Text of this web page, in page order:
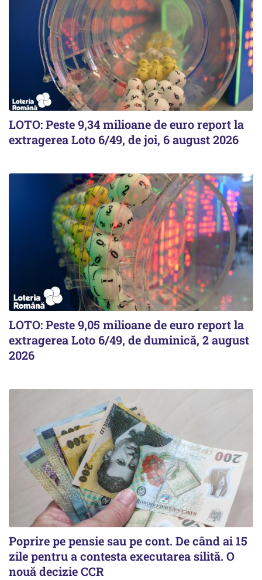
LOTO: Peste 9,34 milioane de euro report la
extragerea Loto 6/49, de joi, 6 august 2026
LOTO: Peste 9,05 milioane de euro report la
extragerea Loto 6/49, de duminică, 2 august
2026
Poprire pe pensie sau pe cont. De când ai 15
zile pentru a contesta executarea silită. O
nouă decizie CCR